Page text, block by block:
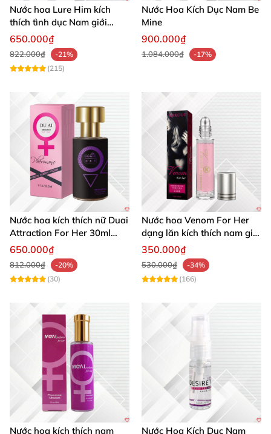
Nước hoa Lure Him kích
thích tình dục Nam giới
không mùi loại cực mạnh
650.000₫
822.000₫
-21%
(215)
Nước Hoa Kích Dục Nam Be
Mine
900.000₫
1.084.000₫ -17%
Nước hoa kích thích nữ Duai
Attraction For Her 30ml
tăng cường hưng phấn sôi
650.000₫
812.000₫
-20%
(30)
Nước hoa Venom For Her
dạng lăn kích thích nam giới
tăng ham muốn mua ngay
350.000₫
530.000₫
-34%
(166)
Nước hoa kích thích nam Nước Hoa Kích Dục Nam